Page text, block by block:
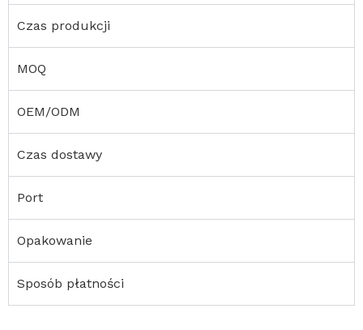
Czas produkcji
MOQ
OEM/ODM
Czas dostawy
Port
Opakowanie
Sposób płatności